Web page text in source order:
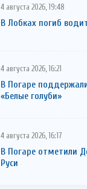
4 августа 2026, 19:48
В Лобках погиб
4 августа 2026, 16:21
В Погаре
«Белые голуби»
4 августа 2026, 16:17
В Погаре отметили
Руси